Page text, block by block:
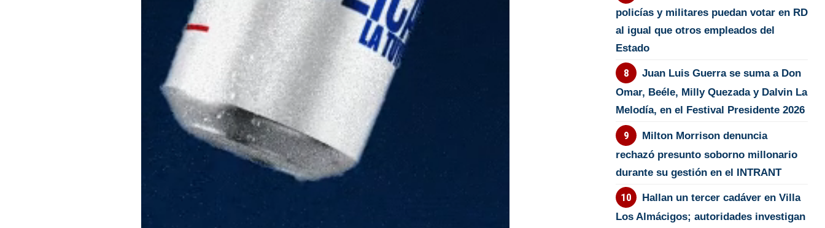
policías y militares puedan votar en RD
al igual que otros empleados del
Estado
Juan Luis Guerra se suma a Don
Omar, Beéle, Milly Quezada y Dalvin La
Melodía, en el Festival Presidente 2026
Milton Morrison denuncia
rechazó presunto soborno millonario
durante su gestión en el INTRANT
Hallan un tercer cadáver en Villa
Los Almácigos; autoridades investigan